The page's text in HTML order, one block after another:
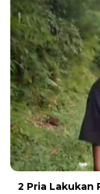
2 Pria Lakukan